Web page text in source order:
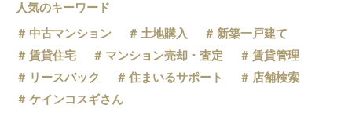
人気のキーワード
中古マンション
土地購入
新築一戸建て
賃貸住宅
マンション売却・査定
賃貸管理
リースバック
住まいるサポート
店舗検索
ケインコスギさん